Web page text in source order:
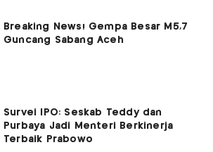
Breaking News! Gempa Besar M5,7
Guncang Sabang Aceh
Survei IPO: Seskab Teddy dan
Purbaya Jadi Menteri Berkinerja
Terbaik Prabowo